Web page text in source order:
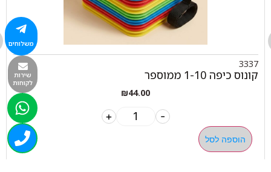
3337
קונוס כיפה 1-10 ממוספר
₪44.00
-
+
הוספה לסל
משלוחים
שירות
לקוחות